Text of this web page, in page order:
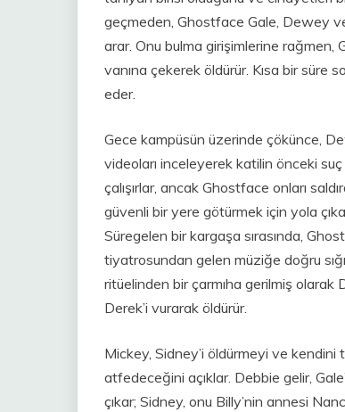
geçmeden, Ghostface Gale, Dewey
arar. Onu bulma girişimlerine rağmen,
vanına çekerek öldürür. Kısa bir süre
eder.
Gece kampüsün üzerinde çökünce,
videoları inceleyerek katilin önceki
çalışırlar, ancak Ghostface onları
güvenli bir yere götürmek için yola
Süregelen bir kargaşa sırasında,
tiyatrosundan gelen müziğe doğru
ritüelinden bir çarmıha gerilmiş olarak
Derek’i vurarak öldürür.
Mickey, Sidney’i öldürmeyi ve kendini
atfedeceğini açıklar. Debbie gelir,
çıkar; Sidney, onu Billy’nin annesi